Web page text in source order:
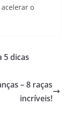
o
5 dicas
– 8 raças
incríveis!